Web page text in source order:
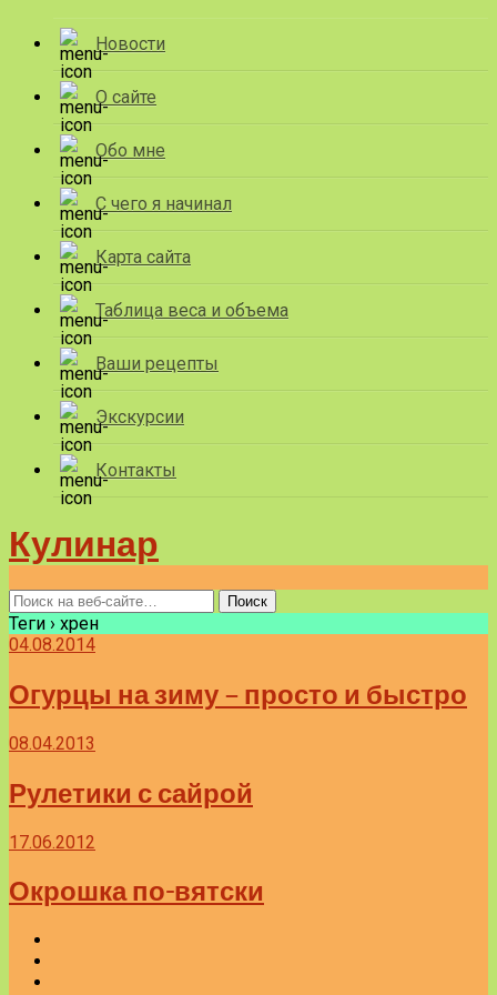
Новости
О сайте
Обо мне
С чего я начинал
Карта сайта
Таблица веса и объема
Ваши рецепты
Экскурсии
Контакты
Кулинар
Теги › хрен
04.08.2014
Огурцы на зиму – просто и быстро
08.04.2013
Рулетики с сайрой
17.06.2012
Окрошка по-вятски